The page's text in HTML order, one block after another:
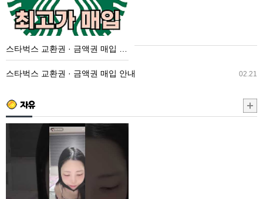
무
른
교
·
매
스타벅스 교환권 · 금액권 매입 안내
02.21
스타벅스 교환권 · 금액권 매입 안내
자유